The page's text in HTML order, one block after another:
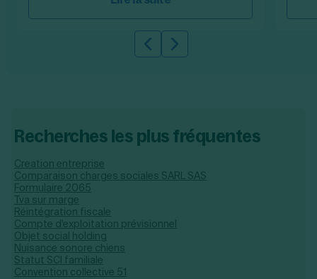
Slide précédente
Slide suivante
Recherches les plus fréquentes
Creation entreprise
Comparaison charges sociales SARL SAS
Formulaire 2065
Tva sur marge
Réintégration fiscale
Compte d'exploitation prévisionnel
Objet social holding
Nuisance sonore chiens
Statut SCI familiale
Convention collective 51